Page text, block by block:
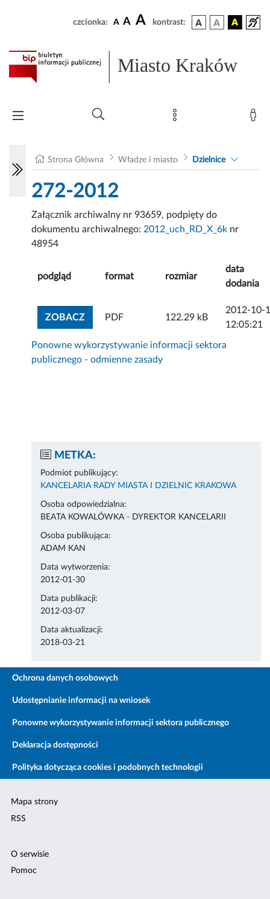
czcionka: A A A kontrast:
Miasto Kraków
Strona Główna Władze i miasto Dzielnice
272-2012
Załącznik archiwalny nr 93659, podpięty do
dokumentu archiwalnego: 2012_uch_RD_X_6k nr
48954
podgląd format rozmiar
data
dodania
ZOBACZZOBACZ ZAŁĄCZNIK
PDF 122.29 kB
2012-10-
12:05:21
Ponowne wykorzystywanie informacji sektora
publicznego - odmienne zasady
METKA:
Podmiot publikujący:
KANCELARIA RADY MIASTA I DZIELNIC KRAKOWA
Osoba odpowiedzialna:
BEATA KOWALÓWKA - DYREKTOR KANCELARII
Osoba publikująca:
ADAM KAN
Data wytworzenia:
2012-01-30
Data publikacji:
2012-03-07
Data aktualizacji:
2018-03-21
Ochrona danych osobowych
Udostępnianie informacji na wniosek
Ponowne wykorzystywanie informacji sektora publicznego
Deklaracja dostępności
Polityka dotycząca cookies i podobnych technologii
Mapa strony
RSS
O serwisie
Pomoc